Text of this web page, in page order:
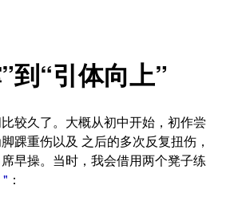
到“引体向上”
较久了。大概从初中开始，初作尝
踝重伤以及 之后的多次反复扭伤，
早操。当时，我会借用两个凳子练
" ：